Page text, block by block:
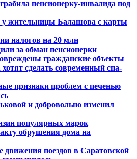
пенсионерку-инвалида под
у жительницы Балашова с карты
налогов на 20 млн
за обман пенсионерки
гражданские объекты
сделать современный спа-
признаки проблем с печенью
и добровольно изменил
популярных марок
обрушения дома на
движения поездов в Саратовской